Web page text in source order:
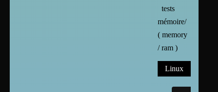
tests
mémoire/
( memory
/ ram )
Linux